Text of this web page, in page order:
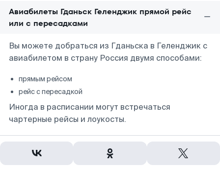
Авиабилеты Гданьск Геленджик прямой рейс
или с пересадками
Вы можете добраться из Гданьска в Геленджик с
авиабилетом в страну Россия двумя способами:
прямым рейсом
рейс с пересадкой
Иногда в расписании могут встречаться
чартерные рейсы и лоукосты.